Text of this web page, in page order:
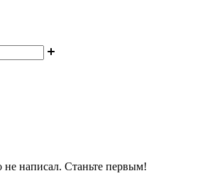
написал. Станьте первым!